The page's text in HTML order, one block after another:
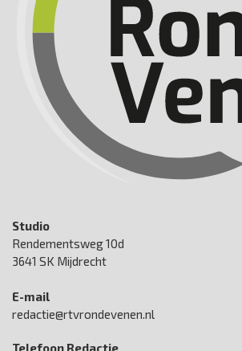
Studio
Rendementsweg 10d
3641 SK Mijdrecht
E-mail
redactie@rtvrondevenen.nl
Telefoon Redactie